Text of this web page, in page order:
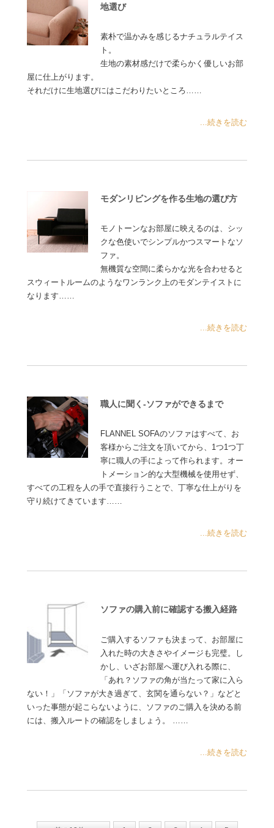
地選び
素朴で温かみを感じるナチュラルテイス
ト。
生地の素材感だけで柔らかく優しいお部
屋に仕上がります。
それだけに生地選びにはこだわりたいところ……
...続きを読む
モダンリビングを作る生地の選び方
モノトーンなお部屋に映えるのは、シッ
クな色使いでシンプルかつスマートなソ
ファ。
無機質な空間に柔らかな光を合わせると
スウィートルームのようなワンランク上のモダンテイストに
なります……
...続きを読む
職人に聞く-ソファができるまで
FLANNEL SOFAのソファはすべて、お
客様からご注文を頂いてから、1つ1つ丁
寧に職人の手によって作られます。オー
トメーション的な大型機械を使用せず、
すべての工程を人の手で直接行うことで、丁寧な仕上がりを
守り続けてきています……
...続きを読む
ソファの購入前に確認する搬入経路
ご購入するソファも決まって、お部屋に
入れた時の大きさやイメージも完璧。し
かし、いざお部屋へ運び入れる際に、
「あれ？ソファの角が当たって家に入ら
ない！」「ソファが大き過ぎて、玄関を通らない？」などと
いった事態が起こらないように、ソファのご購入を決める前
には、搬入ルートの確認をしましょう。 ……
...続きを読む